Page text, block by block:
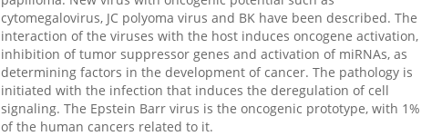
cytomegalovirus, JC polyoma virus and BK have been described. The
interaction of the viruses with the host induces oncogene activation,
inhibition of tumor suppressor genes and activation of miRNAs, as
determining factors in the development of cancer. The pathology is
initiated with the infection that induces the deregulation of cell
signaling. The Epstein Barr virus is the oncogenic prototype, with 1%
of the human cancers related to it.